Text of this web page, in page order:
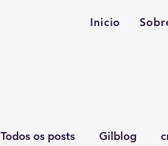
Inicio
Todos os posts Gilblog